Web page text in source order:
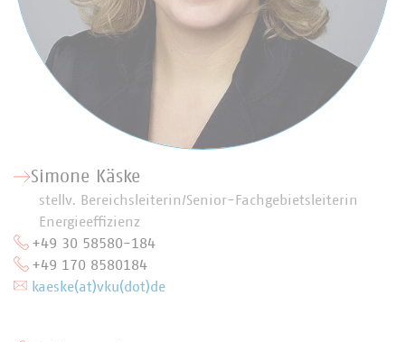
Simone Käske
stellv. Bereichsleiterin/Senior-Fachgebietsleiterin
Energieeffizienz
+49 30 58580-184
+49 170 8580184
kaeske(at)vku(dot)de